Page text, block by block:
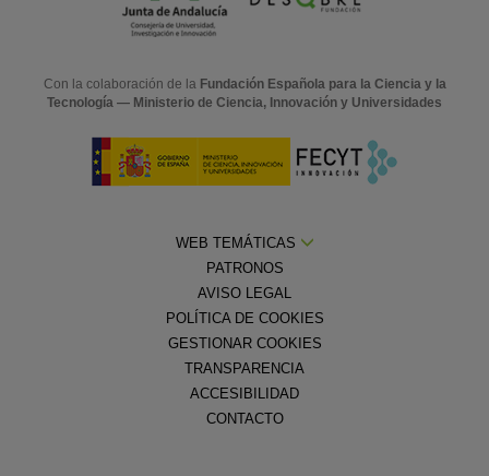
Con la colaboración de la Fundación Española para la Ciencia y la
Tecnología — Ministerio de Ciencia, Innovación y Universidades
WEB TEMÁTICAS
PATRONOS
AVISO LEGAL
POLÍTICA DE COOKIES
GESTIONAR COOKIES
TRANSPARENCIA
ACCESIBILIDAD
CONTACTO